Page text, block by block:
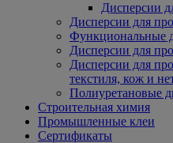
Дисперсии
Дисперсии для
Функциональные
Дисперсии для
Дисперсии для
текстиля, кож и
Полиуретановые
Строительная химия
Промышленные клеи
Сертификаты